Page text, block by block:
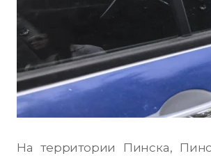
На территории Пинска,